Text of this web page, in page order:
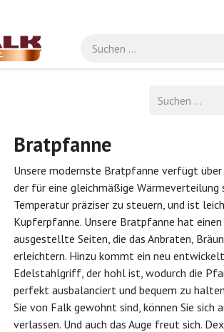
Bratpfanne
Unsere modernste Bratpfanne verfügt
der für eine gleichmäßige
Temperatur präziser zu steuern, und ist
Kupferpfanne. Unsere Bratpfanne hat
ausgestellte Seiten, die das Anbraten,
erleichtern. Hinzu kommt ein neu
Edelstahlgriff, der hohl ist, wodurch die
perfekt ausbalanciert und bequem zu
Sie von Falk gewohnt sind, können Sie sich
verlassen. Und auch das Auge freut sich.